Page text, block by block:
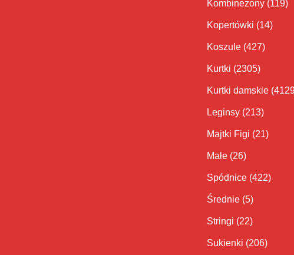
Kombinezony (119)
Kopertówki (14)
Koszule (427)
Kurtki (2305)
Kurtki damskie
Leginsy (213)
Majtki Figi (21)
Małe (26)
Spódnice (422)
Średnie (5)
Stringi (22)
Sukienki (206)